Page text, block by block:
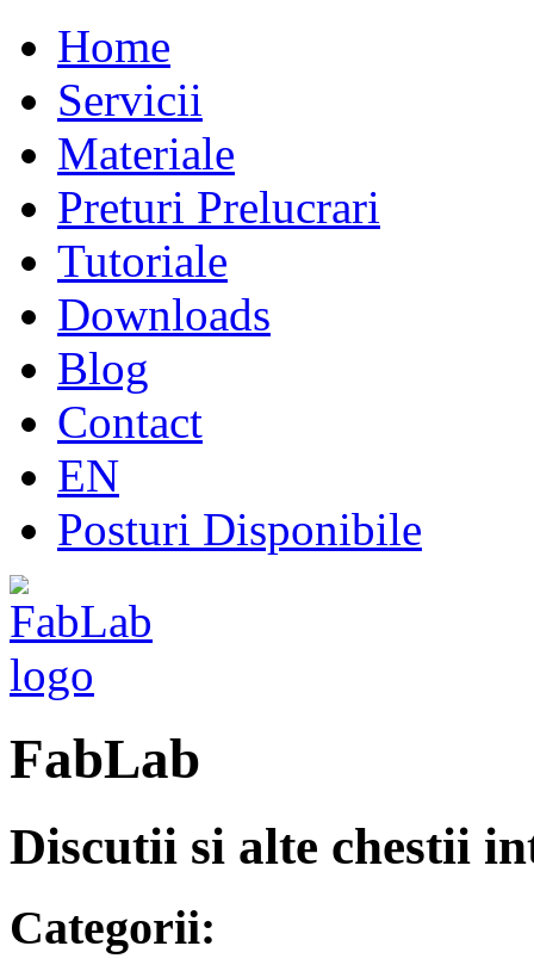
Home
Servicii
Materiale
Preturi Prelucrari
Tutoriale
Downloads
Blog
Contact
EN
Posturi Disponibile
FabLab
Discutii si alte chestii
Categorii: